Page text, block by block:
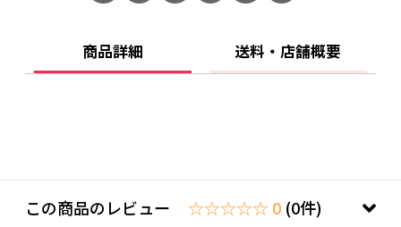
商品詳細 送料・店舗概要
この商品のレビュー ☆☆☆☆☆ 0 (0件)